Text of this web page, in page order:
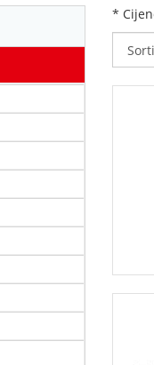
*